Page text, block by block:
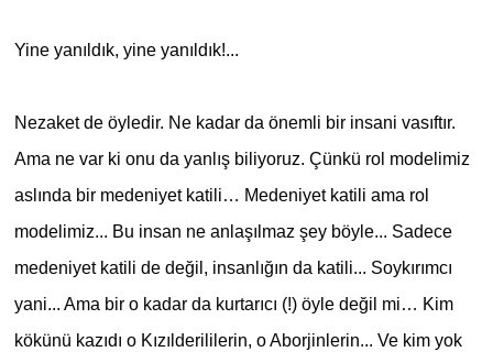
Yine yanıldık, yine yanıldık!...
Nezaket de öyledir. Ne kadar da önemli bir insani vasıftır.
Ama ne var ki onu da yanlış biliyoruz. Çünkü rol modelimiz
aslında bir medeniyet katili… Medeniyet katili ama rol
modelimiz... Bu insan ne anlaşılmaz şey böyle... Sadece
medeniyet katili de değil, insanlığın da katili... Soykırımcı
yani... Ama bir o kadar da kurtarıcı (!) öyle değil mi… Kim
kökünü kazıdı o Kızılderililerin, o Aborjinlerin... Ve kim yok